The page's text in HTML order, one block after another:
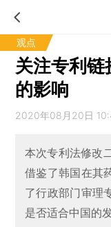
观点
关注专利
的影响
2020年08月20日
本次专利法修改
借鉴了韩国在其
了行政部门审理
是否适合中国的